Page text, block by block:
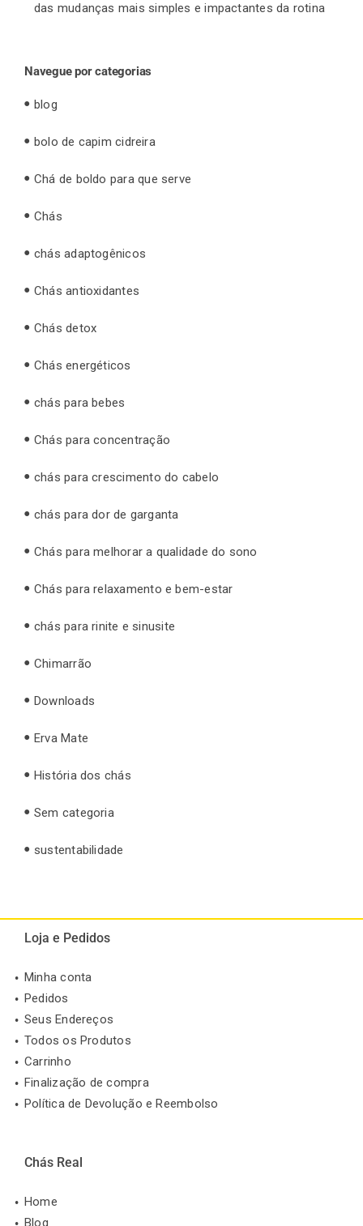
das mudanças mais simples e impactantes da rotina
Navegue por categorias
blog
bolo de capim cidreira
Chá de boldo para que serve
Chás
chás adaptogênicos
Chás antioxidantes
Chás detox
Chás energéticos
chás para bebes
Chás para concentração
chás para crescimento do cabelo
chás para dor de garganta
Chás para melhorar a qualidade do sono
Chás para relaxamento e bem-estar
chás para rinite e sinusite
Chimarrão
Downloads
Erva Mate
História dos chás
Sem categoria
sustentabilidade
Loja e Pedidos
Minha conta
Pedidos
Seus Endereços
Todos os Produtos
Carrinho
Finalização de compra
Política de Devolução e Reembolso
Chás Real
Home
Blog